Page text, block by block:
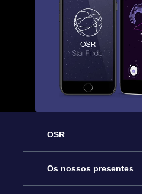
OSR
Serviço
Os nossos presentes